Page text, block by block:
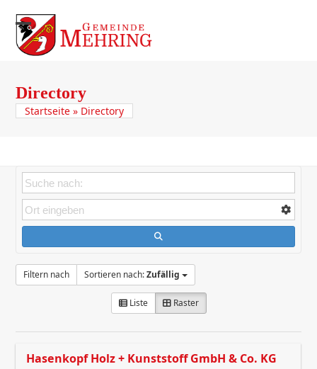
content
Open
mobile
menu
Close
mobile
menu
Directory
Startseite » Directory
Filtern nach Sortieren nach:Zufällig
Liste Raster
Hasenkopf Holz + Kunststoff GmbH & Co. KG